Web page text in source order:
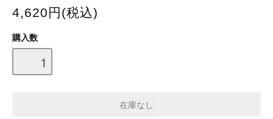
4,620円(税込)
購入数